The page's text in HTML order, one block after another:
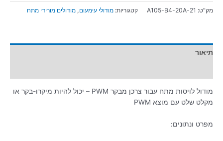
מק"ט: A105-B4-20A-21 קטגוריות: מודולי עימעום , מודולים מורידי מתח
תיאור
מודול לויסות מתח עבור צרכן מבקר PWM – יכול להיות מיקרו-בקר או
מקלט שלט עם מוצא PWM
מפרט ונתונים: